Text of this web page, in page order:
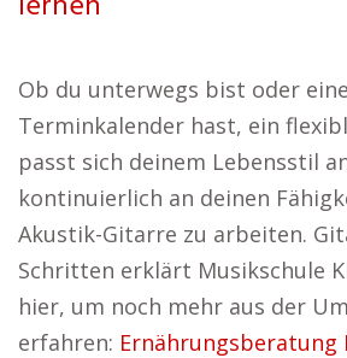
Ob du unterwegs bist oder
Terminkalender hast, ein
passt sich deinem Lebensstil
kontinuierlich an deinen
Akustik-Gitarre zu arbeiten.
Schritten erklärt Musikschule
hier, um noch mehr aus der
erfahren: Ernährungsberatung